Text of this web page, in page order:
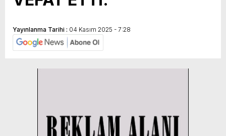
Yayınlanma Tarihi : 04 Kasım 2025 - 7:28